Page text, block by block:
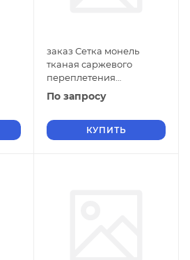
заказ Сетка монель
тканая саржевого
переплетения
двусторонняя
фильтровая 1х0,4 мм
По запросу
КУПИТЬ